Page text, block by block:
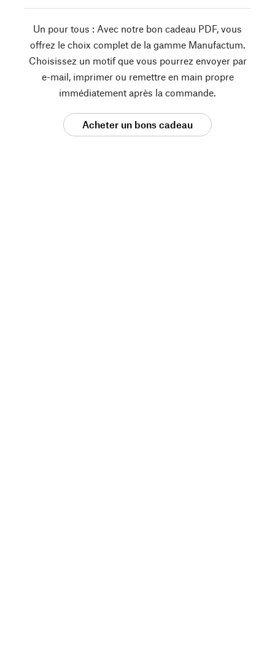
Un pour tous : Avec notre bon cadeau PDF, vous
offrez le choix complet de la gamme Manufactum.
Choisissez un motif que vous pourrez envoyer par
e-mail, imprimer ou remettre en main propre
immédiatement après la commande.
Acheter un bons cadeau